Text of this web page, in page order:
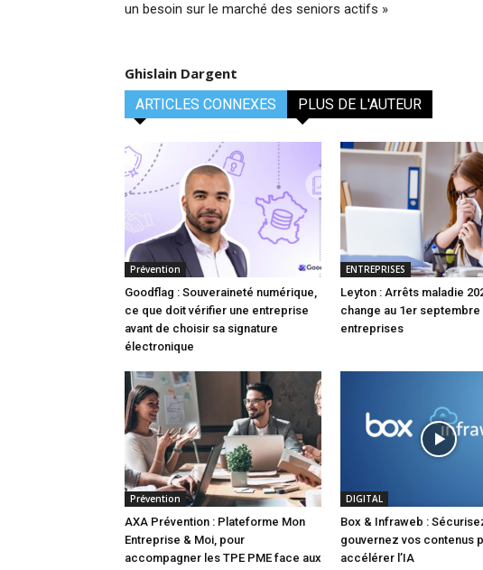
un besoin sur le marché des seniors actifs »
Ghislain Dargent
ARTICLES CONNEXES PLUS DE L'AUTEUR
Prévention
Goodflag : Souveraineté numérique,
ce que doit vérifier une entreprise
avant de choisir sa signature
électronique
ENTREPRISES
Leyton : Arrêts maladie
change au 1er
entreprises
Prévention
AXA Prévention : Plateforme Mon
Entreprise & Moi, pour
accompagner les TPE PME face aux
DIGITAL
Box & Infraweb :
gouvernez vos contenus
accélérer l’IA